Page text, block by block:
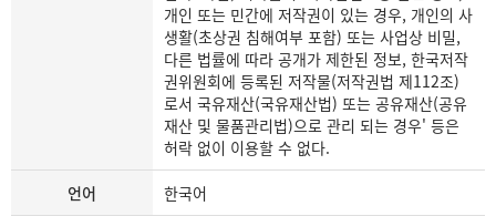
개인 또는 민간에 저작권이 있는 경우, 개인의 사
생활(초상권 침해여부 포함) 또는 사업상 비밀,
다른 법률에 따라 공개가 제한된 정보, 한국저작
권위원회에 등록된 저작물(저작권법 제112조)
로서 국유재산(국유재산법) 또는 공유재산(공유
재산 및 물품관리법)으로 관리 되는 경우' 등은
허락 없이 이용할 수 없다.
언어 한국어